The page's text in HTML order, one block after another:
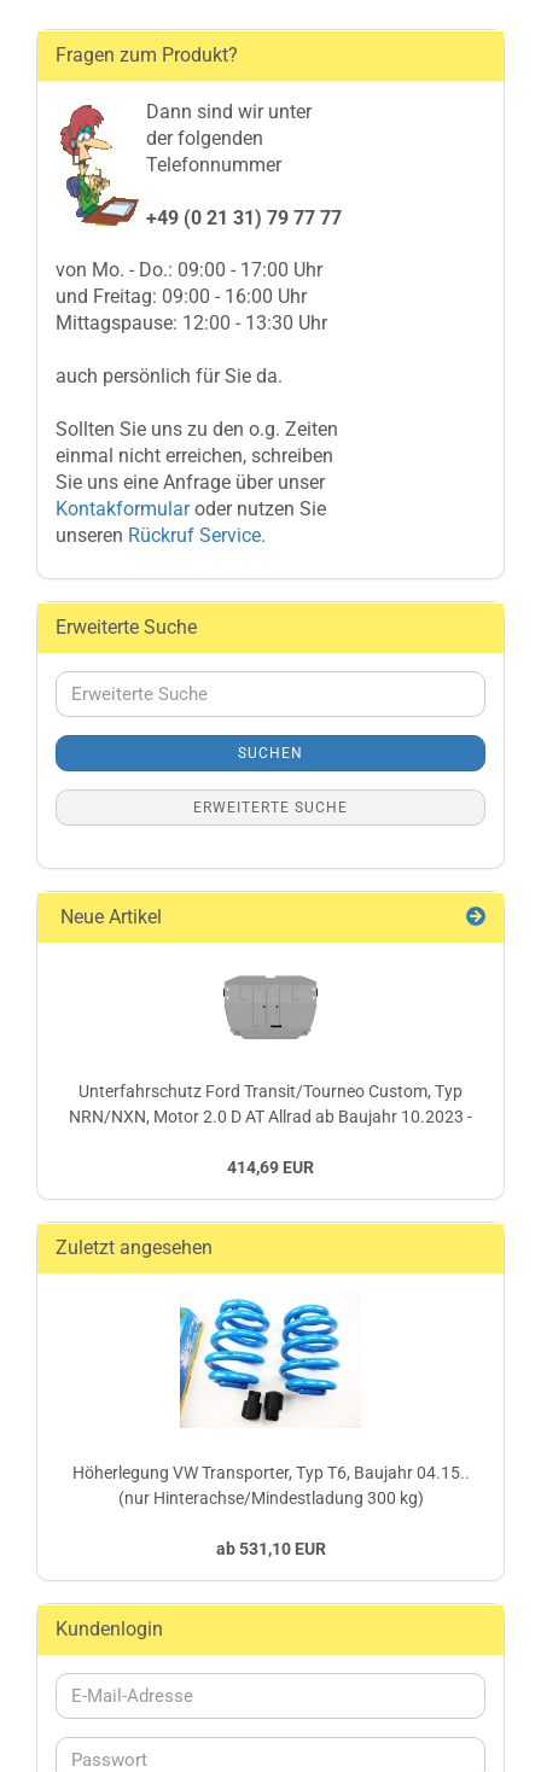
Fragen zum Produkt?
Dann sind wir unter
der folgenden
Telefonnummer
+49 (0 21 31) 79 77 77
von Mo. - Do.: 09:00 - 17:00 Uhr
und Freitag: 09:00 - 16:00 Uhr
Mittagspause: 12:00 - 13:30 Uhr
auch persönlich für Sie da.
Sollten Sie uns zu den o.g. Zeiten
einmal nicht erreichen, schreiben
Sie uns eine Anfrage über unser
Kontakformularoder nutzen Sie
unseren Rückruf Service.
Erweiterte Suche
Erweiterte
Suche
SUCHEN
ERWEITERTE SUCHE
Neue Artikel
Unterfahrschutz Ford Transit/Tourneo Custom, Typ
NRN/NXN, Motor 2.0 D AT Allrad ab Baujahr 10.2023 -
414,69 EUR
Zuletzt angesehen
Höherlegung VW Transporter, Typ T6, Baujahr 04.15..
(nur Hinterachse/Mindestladung 300 kg)
ab 531,10 EUR
Kundenlogin
E-
Mail-
Passwort